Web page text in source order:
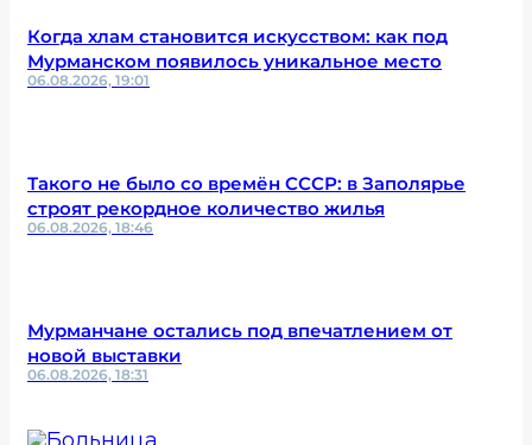
Когда хлам становится искусством: как под
Мурманском появилось уникальное место
06.08.2026, 19:01
Такого не было со времён СССР: в Заполярье
строят рекордное количество жилья
06.08.2026, 18:46
Мурманчане остались под впечатлением от
новой выставки
06.08.2026, 18:31